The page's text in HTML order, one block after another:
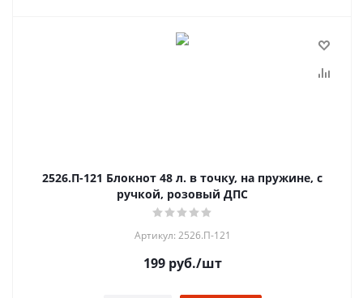
2526.П-121 Блокнот 48 л. в точку, на пружине, с
ручкой, розовый ДПС
Артикул: 2526.П-121
199руб./шт